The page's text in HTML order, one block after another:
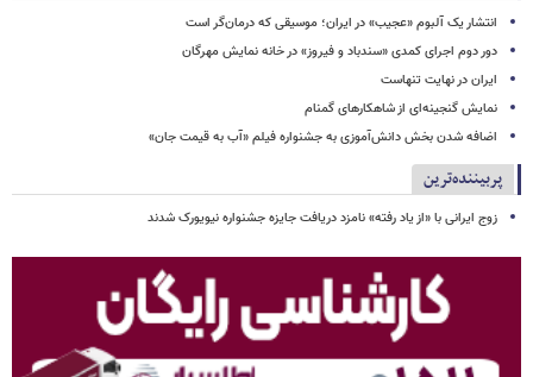
انتشار یک آلبوم «عجیب» در ایران؛ موسیقی که درمان‌گر است
دور دوم اجرای کمدی «سندباد و فیروز» در خانه نمایش مهرگان
ایران در نهایت تنهاست
نمایش گنجینه‌ای از شاهکارهای گمنام
اضافه شدن بخش دانش‌آموزی به جشنواره فیلم «آب به قیمت جان»
پربیننده‌ترین
زوج ایرانی با «از یاد رفته» نامزد دریافت جایزه جشنواره نیویورک شدند